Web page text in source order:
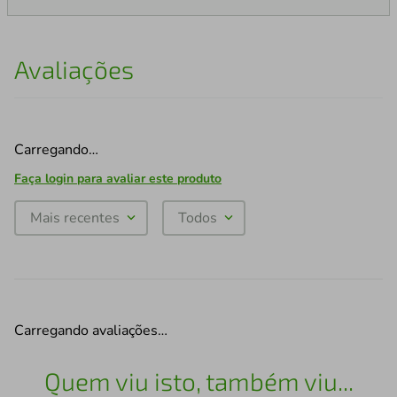
Avaliações
Carregando…
Faça login para avaliar este produto
Mais recentes Todos
Carregando avaliações…
Quem viu isto, também viu...